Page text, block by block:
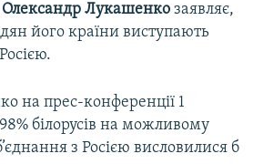
Олександр Лукашенко заявляє,
його країни виступають
на прес-конференції 1
білорусів на можливому
з Росією висловилися б